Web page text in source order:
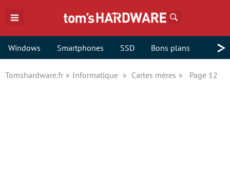
Windows Smartphones SSD Bons plans >
Tomshardware.fr Informatique Cartes mères Page 12